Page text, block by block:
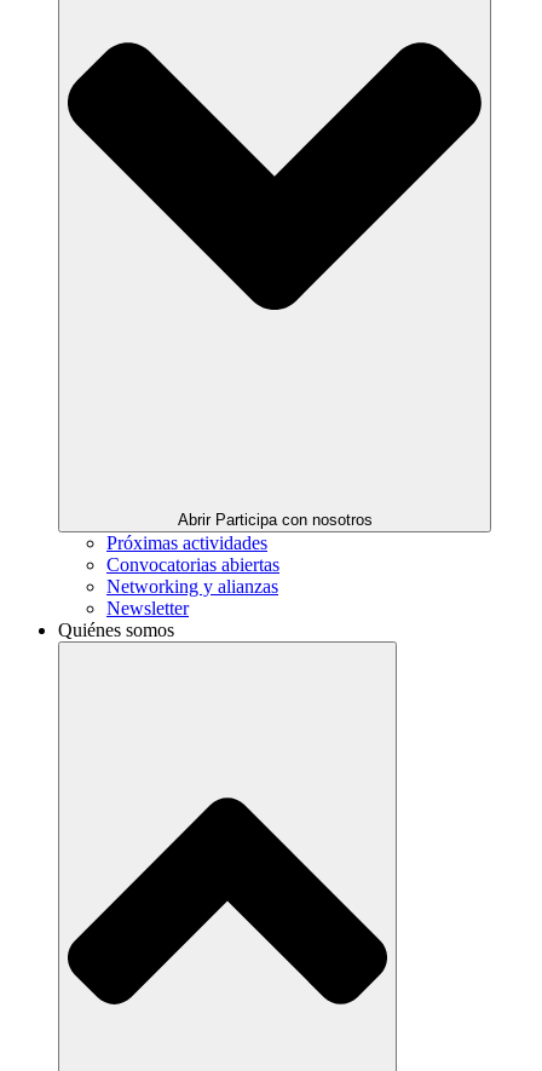
Abrir Participa con nosotros
Próximas actividades
Convocatorias abiertas
Networking y alianzas
Newsletter
Quiénes somos